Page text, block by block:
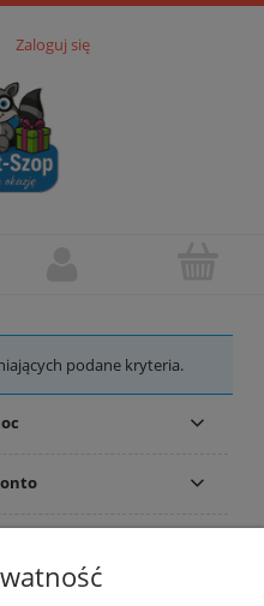
Zaloguj się
podane kryteria.